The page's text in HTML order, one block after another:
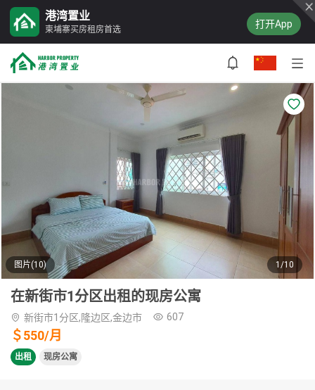
港湾置业
柬埔寨买房租房首选 打开App
图片(10) 1/10
在新街市1分区出租的现房公寓
新街市1分区,隆边区,金边市 607
＄550/月
出租 现房公寓